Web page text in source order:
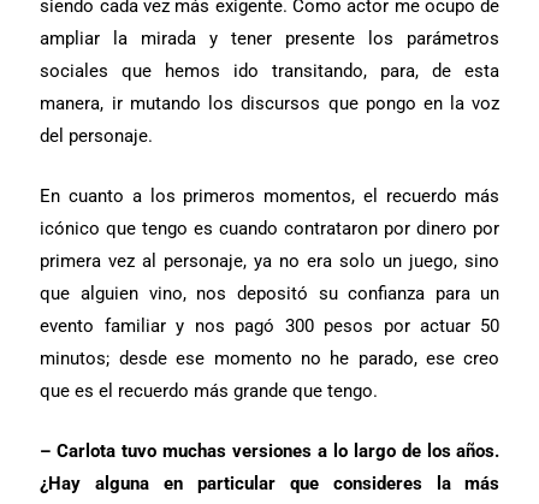
siendo cada vez más exigente. Como actor me ocupo de
ampliar la mirada y tener presente los parámetros
sociales que hemos ido transitando, para, de esta
manera, ir mutando los discursos que pongo en la voz
del personaje.
En cuanto a los primeros momentos, el recuerdo más
icónico que tengo es cuando contrataron por dinero por
primera vez al personaje, ya no era solo un juego, sino
que alguien vino, nos depositó su confianza para un
evento familiar y nos pagó 300 pesos por actuar 50
minutos; desde ese momento no he parado, ese creo
que es el recuerdo más grande que tengo.
– Carlota tuvo muchas versiones a lo largo de los años.
¿Hay alguna en particular que consideres la más